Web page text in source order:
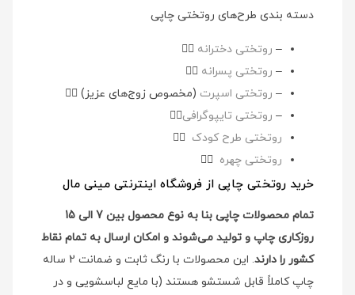
دسته بندی طرح‌های روتختی چاپی
– روتختی دخترانه 👉🏻
– روتختی پسرانه 👉🏻
– روتختی اسپرت (مخصوص زوج‌های عزیز) 👉🏻
– روتختی تایپوگرافی👉🏻
روتختی طرح کودک 👉🏻
روتختی چهره 👉🏻
خرید روتختی چاپی از فروشگاه اینترنتی مینی مال
تمام محصولات چاپی بنا به نوع محصول بین 7 الی 15
روزکاری چاپ و تولید می‌شوند و امکان ارسال به تمام نقاط
کشور را دارند
. این محصولات با رنگ ثابت و ضمانت 2 ساله
چاپ کاملاً قابل شستشو هستند (با مایع لباسشویی و در